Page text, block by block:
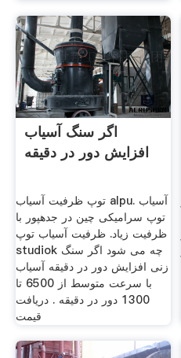
اگر سنگ آسیاب
افزایش دور در دقیقه
توپ ظرفیت آسیاب alpu. آسیاب
توپ سرامیکی چین در جدهپور با
ظرفیت زیاد. ظرفیت آسیاب توپ
studiok چه می شود اگر سنگ
زنی افزایش دور در دقیقه آسیاب
با سرعت متوسط از 6500 تا
1300 دور در دقیقه . دریافت
قیمت